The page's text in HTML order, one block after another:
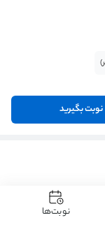
نوبت بگیرید
نوبت‌ها